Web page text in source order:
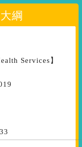
綱
Services】